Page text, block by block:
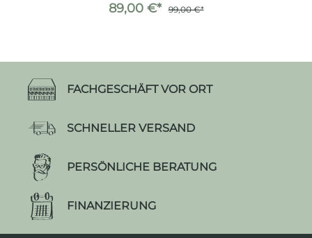
89,00 €* 99,00 €*
FACHGESCHÄFT VOR ORT
SCHNELLER VERSAND
PERSÖNLICHE BERATUNG
FINANZIERUNG